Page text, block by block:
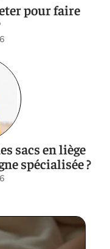
pour faire
sacs en liège
spécialisée ?